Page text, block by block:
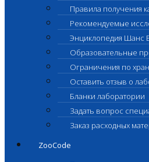
Правила получения
Рекомендуемые
Энциклопедия Шанс
Образовательные
Ограничения по
Оставить отзыв о
Бланки лаборатории
Задать вопрос
Заказ расходных
ZooCode